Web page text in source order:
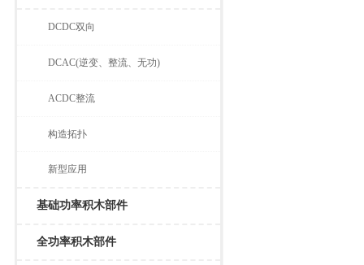
DCDC双向
DCAC(逆变、整流、无功)
ACDC整流
构造拓扑
新型应用
基础功率积木部件
全功率积木部件